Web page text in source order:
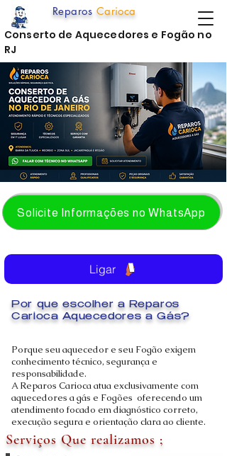
Solicite Informações no WhatsApp
Porque seu aquecedor e seu Fogão exigem
conhecimento técnico, segurança e
responsabilidade.
A Reparos Carioca atua exclusivamente com
aquecedores a gás e Fogões oferecendo um
atendimento focado em diagnóstico correto,
execução segura e orientação clara ao cliente.
Reparos Carioca
Por que escolher a Reparos
Carioca Aquecedores a Gás?
Serviços Que realizamos ;
Ligar
Conserto de Aquecedores e Fogão no
RJ